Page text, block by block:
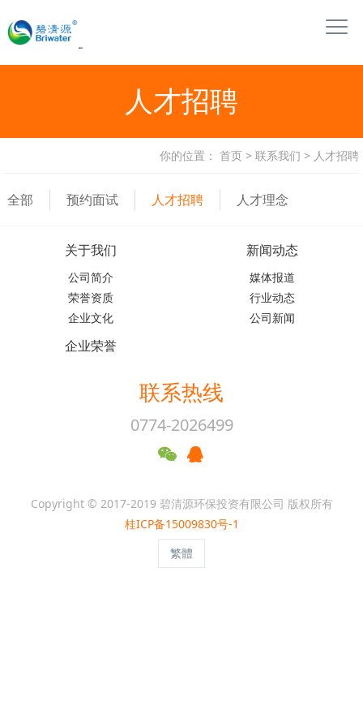
人才招聘
你的位置： 首页 > 联系我们 > 人才招聘
全部 预约面试 人才招聘 人才理念
关于我们
公司简介
荣誉资质
企业文化
新闻动态
媒体报道
行业动态
公司新闻
企业荣誉
联系热线
0774-2026499
Copyright © 2017-2019 碧清源环保投资有限公司 版权所有
桂ICP备15009830号-1
繁體